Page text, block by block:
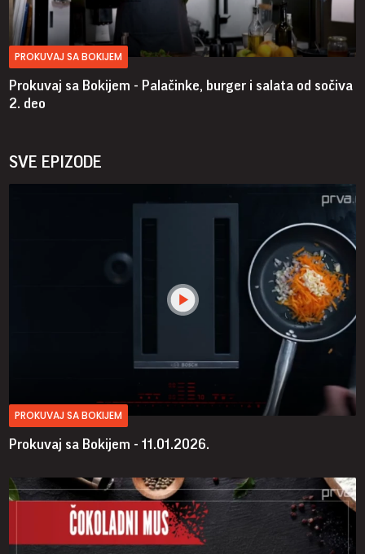
PROKUVAJ SA BOKIJEM
Prokuvaj sa Bokijem - Palačinke, burger i salata od sočiva
2. deo
SVE EPIZODE
PROKUVAJ SA BOKIJEM
Prokuvaj sa Bokijem - 11.01.2026.